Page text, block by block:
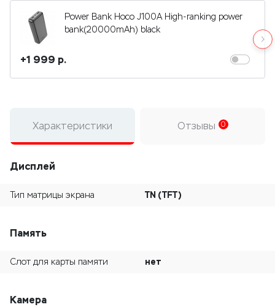
Power Bank Hoco J100A High-ranking power
bank(20000mAh) black
+1 999 р.
Характеристики Отзывы 0
Дисплей
Тип матрицы экрана TN (TFT)
Память
Слот для карты памяти нет
Камера